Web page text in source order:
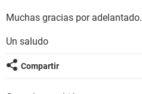
Muchas gracias por adelantado.
Un saludo
Compartir